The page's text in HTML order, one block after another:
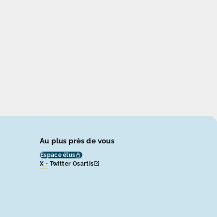
Au plus près de vous
Espace élus
X - Twitter Osartis